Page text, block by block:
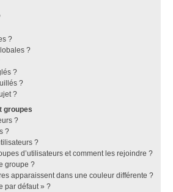
?
?
?
?
?
groupes
?
?
?
d’utilisateurs et comment les rejoindre ?
groupe ?
apparaissent dans une couleur différente ?
par défaut » ?